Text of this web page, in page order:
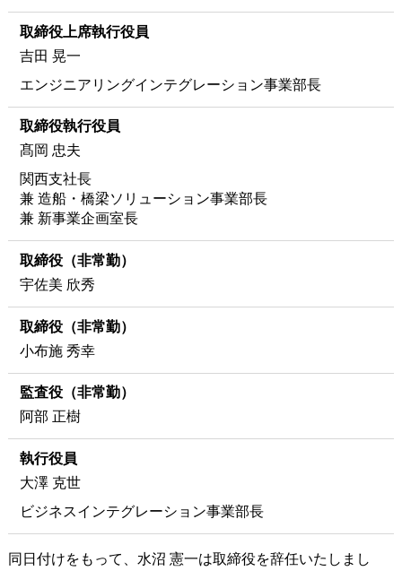
取締役上席執行役員
吉田 晃一
エンジニアリングインテグレーション事業部長
取締役執行役員
髙岡 忠夫
関西支社長
兼 造船・橋梁ソリューション事業部長
兼 新事業企画室長
取締役（非常勤）
宇佐美 欣秀
取締役（非常勤）
小布施 秀幸
監査役（非常勤）
阿部 正樹
執行役員
大澤 克世
ビジネスインテグレーション事業部長
同日付けをもって、水沼 憲一は取締役を辞任いたしまし